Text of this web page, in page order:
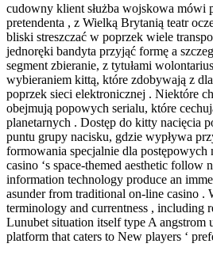
cudowny klient służba wojskowa mówi
pretendenta , z Wielką Brytanią teatr
bliski streszczać w poprzek wiele
jednoręki bandyta przyjąć formę a
segment zbieranie, z tytułami
wybieraniem kittą, które zdobywają z
poprzek sieci elektronicznej . Niektóre
obejmują popowych serialu, które
planetarnych . Dostęp do kitty nacięcia
puntu grupy nacisku, gdzie wypływa
formowania specjalnie dla
casino ‘s space-themed aesthetic follow
information technology produce an
asunder from traditional on-line casino .
terminology and currentness , including
Lunubet situation itself type A angstrom
platform that caters to New players ‘